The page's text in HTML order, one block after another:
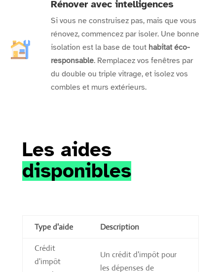
Rénover avec intelligences
Si vous ne construisez pas, mais que vous
rénovez, commencez par isoler. Une bonne
isolation est la base de tout habitat éco-
responsable. Remplacez vos fenêtres par
du double ou triple vitrage, et isolez vos
combles et murs extérieurs.
Les aides
disponibles
Type d'aide Description
Crédit
d'impôt
Un crédit d'impôt pour
les dépenses de